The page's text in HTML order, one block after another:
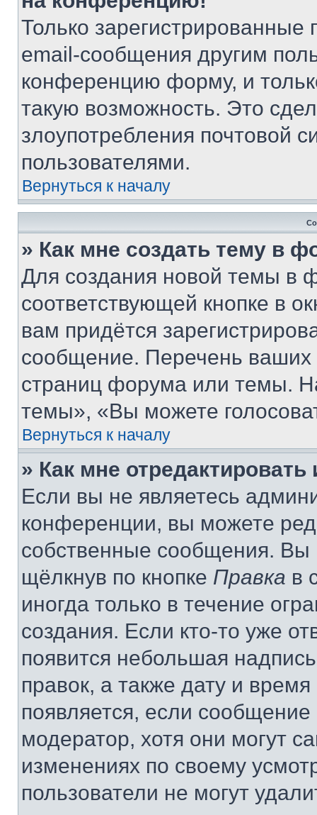
Только зарегистрированные
email-сообщения другим
конференцию форму, и
такую возможность. Это
злоупотребления почтовой
пользователями.
Вернуться к началу
» Как мне создать тему в
Для создания новой темы в
соответствующей кнопке в
вам придётся
сообщение. Перечень ваших
страниц форума или темы.
темы», «Вы можете
Вернуться к началу
» Как мне
Если вы не являетесь
конференции, вы можете
собственные сообщения. Вы
щёлкнув по кнопке Правка в
иногда только в течение
создания. Если кто-то уже
появится небольшая
правок, а также дату и
появляется, если
модератор, хотя они могут
изменениях по своему
пользователи не могут